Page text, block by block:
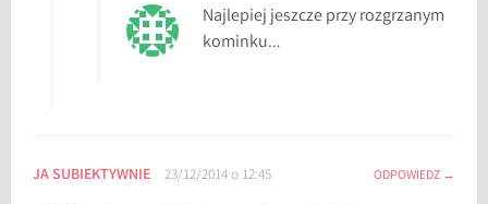
Najlepiej jeszcze przy rozgrzanym
kominku…
JA SUBIEKTYWNIE 23/12/2014 o 12:45 ODPOWIEDZ